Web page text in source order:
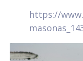
https://